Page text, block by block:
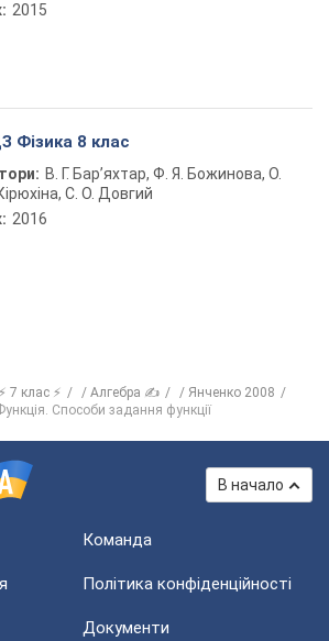
2015
Фізика 8 клас
В. Г. Бар’яхтар, Ф. Я. Божинова, О.
С. О. Довгий
2016
⚡ 7 клас ⚡ Алгебра ✍
Янченко 2008
Способи задання функції
В начало
Команда
Політика конфіденційності
Документи